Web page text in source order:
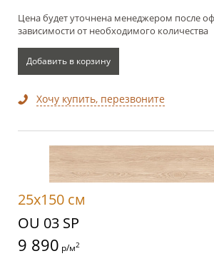
Цена будет уточнена менеджером после
зависимости от необходимого количества
Добавить в корзину
Хочу купить, перезвоните
25x150 см
OU 03 SP
9 890 р/м2